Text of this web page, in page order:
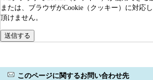
または、ブラウザがCookie（クッキー）に対応
頂けません。
このページに関するお問い合わせ先